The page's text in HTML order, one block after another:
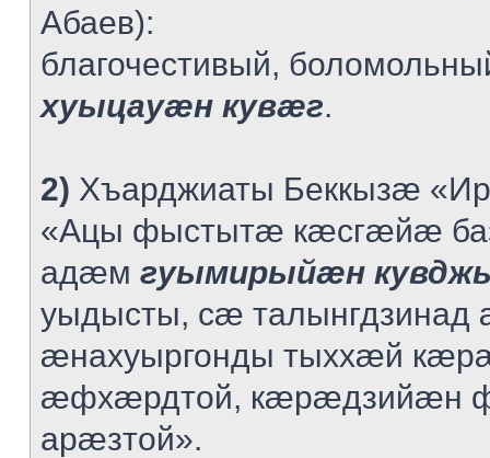
Абаев):
благочестивый,
хуыцауæн кувæг.
2) Хъарджиаты Беккызæ
«Ацы фыстытæ кæсгæйæ
адæм гуымирыйæн
уыдысты, сæ
æнахуыргонды тыххæй
æфхæрдтой, кæрæдзийæн
арæзтой».